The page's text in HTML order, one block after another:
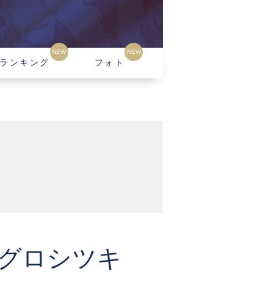
ランキング
NEW
フォト
NEW
ロシツキ